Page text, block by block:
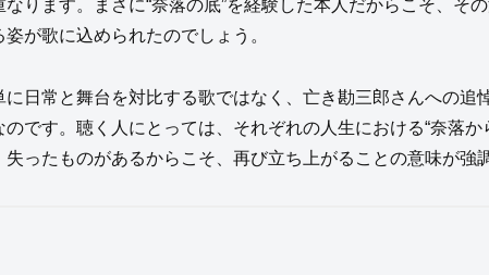
ります。まさに“奈落の底”を経験した本人だからこそ、そ
が歌に込められたのでしょう。
日常と舞台を対比する歌ではなく、亡き勘三郎さんへの追
です。聴く人にとっては、それぞれの人生における“奈落か
ったものがあるからこそ、再び立ち上がることの意味が強